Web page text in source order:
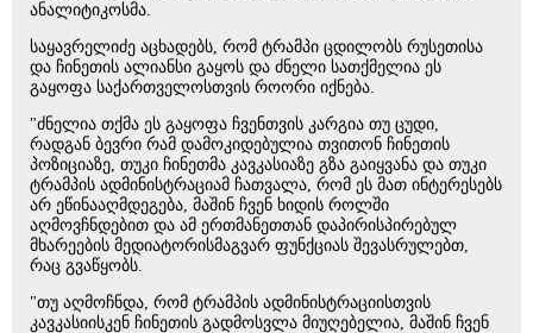
ანალიტიკოსმა.
საყავრელიძე აცხადებს, რომ ტრამპი ცდილობს რუსეთისა
და ჩინეთის ალიანსი გაყოს და ძნელი სათქმელია ეს
გაყოფა საქართველოსთვის როორი იქნება.
"ძნელია თქმა ეს გაყოფა ჩვენთვის კარგია თუ ცუდი,
რადგან ბევრი რამ დამოკიდებულია თვითონ ჩინეთის
პოზიციაზე, თუკი ჩინეთმა კავკასიაზე გზა გაიყვანა და თუკი
ტრამპის ადმინისტრაციამ ჩათვალა, რომ ეს მათ ინტერესებს
არ ეწინააღმდეგება, მაშინ ჩვენ ხიდის როლში
აღმოვჩნდებით და ამ ერთმანეთთან დაპირისპირებულ
მხარეების მედიატორისმაგვარ ფუნქციას შევასრულებთ,
რაც გვაწყობს.
"თუ აღმოჩნდა, რომ ტრამპის ადმინისტრაციისთვის
კავკასიისკენ ჩინეთის გადმოსვლა მიუღებელია, მაშინ ჩვენ